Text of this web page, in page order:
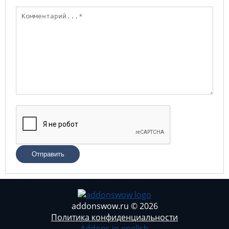
Отправить
addonswow.ru © 2026
Политика конфиденциальности